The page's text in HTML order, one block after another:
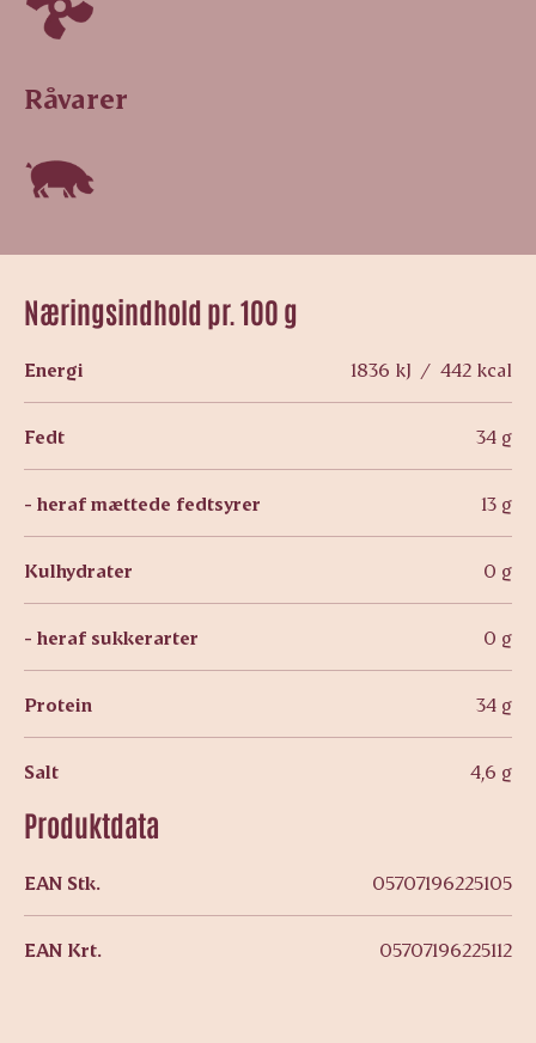
Næringsindhold pr. 100 g
Energi 1836 kJ / 442 kcal
Fedt 34 g
- heraf mættede fedtsyrer 13 g
Kulhydrater 0 g
- heraf sukkerarter 0 g
Protein 34 g
Salt 4,6 g
Produktdata
EAN Stk. 05707196225105
EAN Krt. 05707196225112
Råvarer